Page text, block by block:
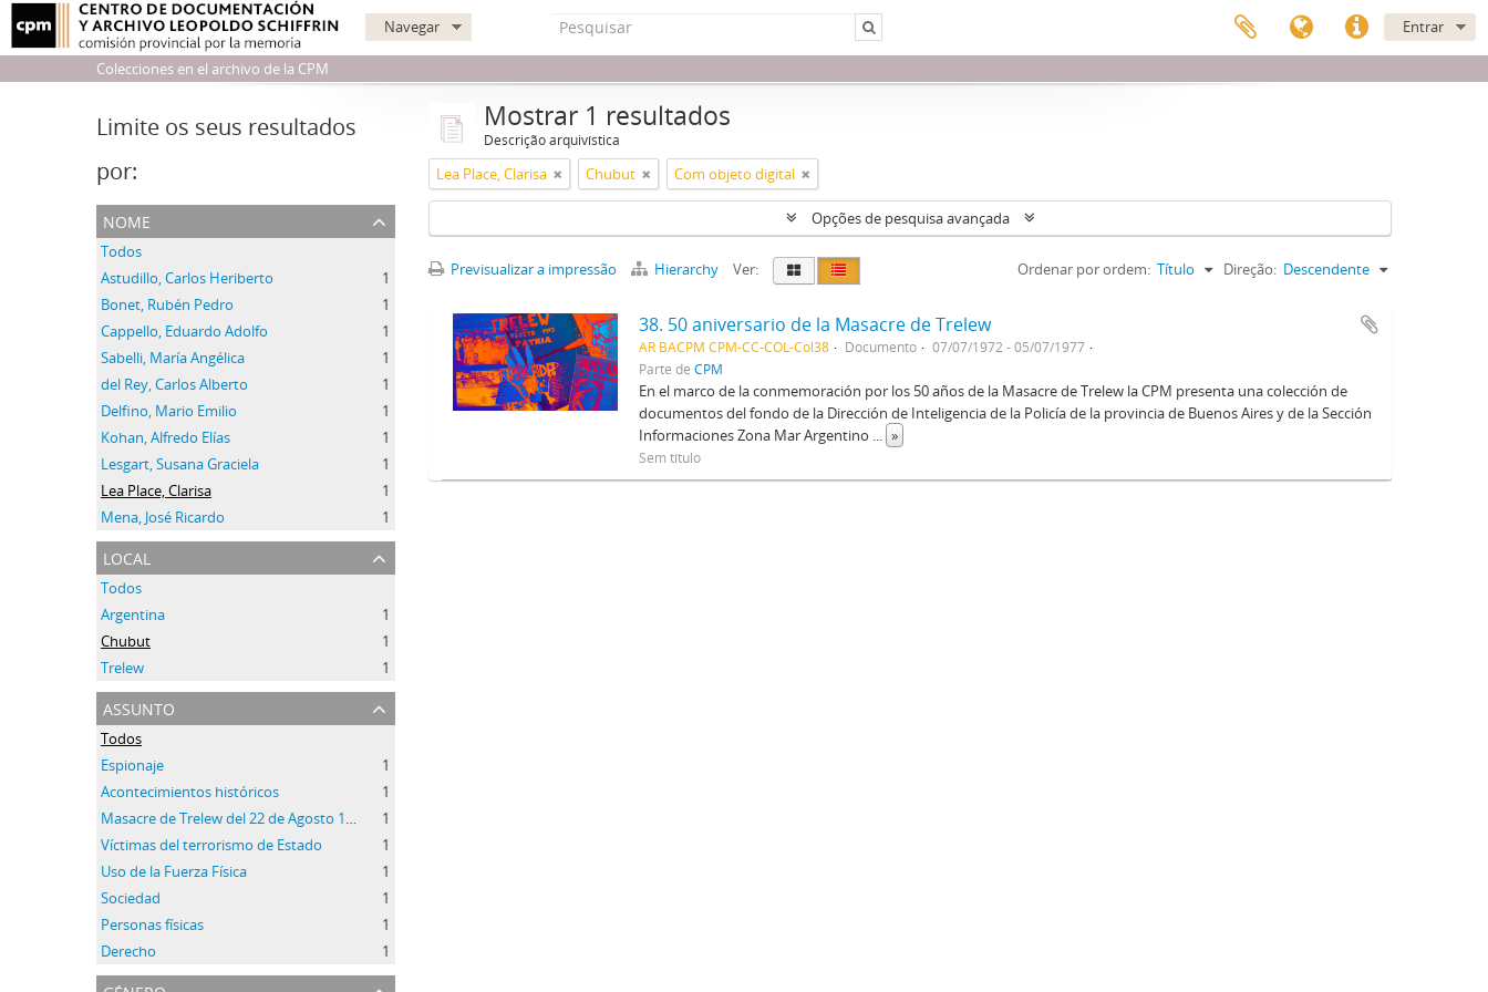
Entrar
Navegar
Colecciones en el archivo de la CPM
Limite os seus resultados
por:
nome
Todos
Astudillo, Carlos Heriberto
1
Bonet, Rubén Pedro
1
Cappello, Eduardo Adolfo
1
Sabelli, María Angélica
1
del Rey, Carlos Alberto
1
Delfino, Mario Emilio
1
Kohan, Alfredo Elías
1
Lesgart, Susana Graciela
1
Lea Place, Clarisa
1
Mena, José Ricardo
1
local
Todos
Argentina
1
Chubut
1
Trelew
1
assunto
Todos
Espionaje
1
Acontecimientos históricos
1
Masacre de Trelew del 22 de Agosto 1972
1
Víctimas del terrorismo de Estado
1
Uso de la Fuerza Física
1
Sociedad
1
Personas físicas
1
Derecho
1
Mostrar 1 resultados
Descrição arquivística
Lea Place, Clarisa Chubut Com objeto digital
Opções de pesquisa avançada
Previsualizar a impressão Hierarchy Ver: Ordenar por ordem: Título Direção: Descendente
38. 50 aniversario de la Masacre de Trelew
AR BACPM CPM-CC-COL-Col38 Documento
07/07/1972 - 05/07/1977
Parte de CPM
En el marco de la conmemoración por los 50 años de la Masacre de Trelew la CPM presenta una colección de
documentos del fondo de la Dirección de Inteligencia de la Policía de la provincia de Buenos Aires y de la Sección
Informaciones Zona Mar Argentino ... »
Sem título